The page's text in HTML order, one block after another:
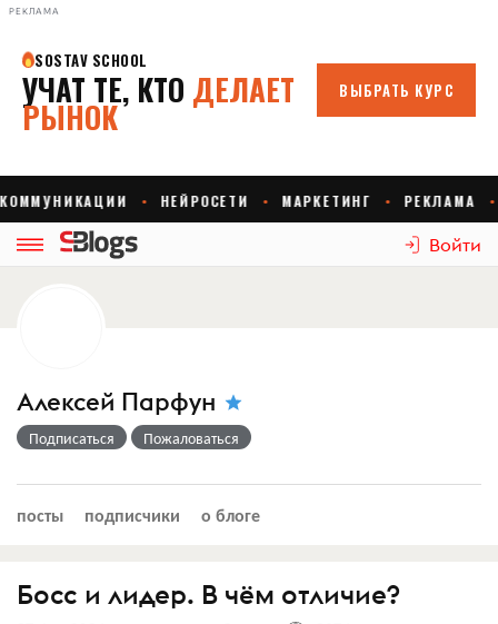
РЕКЛАМА
Войти
Алексей Парфун
Подписаться Пожаловаться
посты подписчики о блоге
Босс и лидер. В чём отличие?